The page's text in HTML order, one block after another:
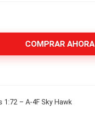
COMPRAR AHORA
1:72 – A-4F Sky Hawk